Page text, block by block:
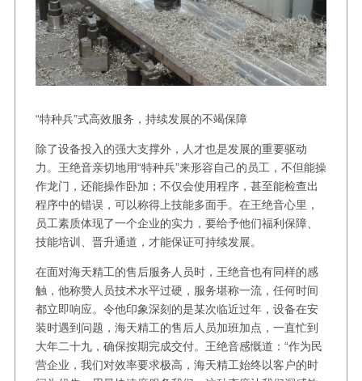
“特种兵”式高效服务，持续发展的不竭保障
除了设备投入的强大支撑外，人才也是发展的重要驱动
力。王绝音亲切地用“特种兵”来形容自己的员工，不但能操
作龙门，还能操作卧加；不仅会使用程序，甚至能检查出
程序中的错误，可以称得上技能多面手。在王绝音心里，
员工素质体现了一个企业的实力，要给予他们福利保障、
技能培训、晋升通道，才能保证可持续发展。
在面对海天精工的售后服务人员时，王绝音也有同样的感
触，他称赞人员技术水平过硬，服务堪称一流，任何时间
都立即响应。令他印象深刻的是某次临近过年，设备在安
装时遇到问题，海天精工的售后人员加班加点，一直忙到
大年二十九，确保按期完成交付。王绝音感慨道：“作为民
营企业，我们对效率要求极高，海天精工始终以客户的时